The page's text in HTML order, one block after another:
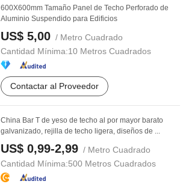
600X600mm Tamaño Panel de Techo Perforado de
Aluminio Suspendido para Edificios
US$ 5,00 / Metro Cuadrado
Cantidad Mínima:10 Metros Cuadrados
Contactar al Proveedor
China Bar T de yeso de techo al por mayor barato
galvanizado, rejilla de techo ligera, diseños de ...
US$ 0,99-2,99 / Metro Cuadrado
Cantidad Mínima:500 Metros Cuadrados